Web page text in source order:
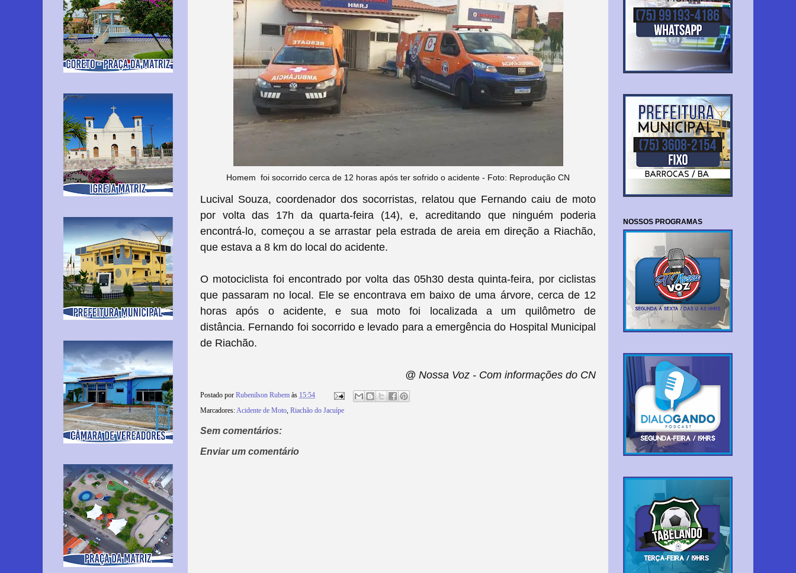
Homem foi socorrido cerca de 12 horas após ter sofrido o acidente - Foto: Reprodução CN
Lucival Souza, coordenador dos socorristas, relatou que Fernando caiu de moto
por volta das 17h da quarta-feira (14), e, acreditando que ninguém poderia
encontrá-lo, começou a se arrastar pela estrada de areia em direção a Riachão,
que estava a 8 km do local do acidente.
O motociclista foi encontrado por volta das 05h30 desta quinta-feira, por ciclistas
que passaram no local. Ele se encontrava em baixo de uma árvore, cerca de 12
horas após o acidente, e sua moto foi localizada a um quilômetro de
distância. Fernando foi socorrido e levado para a emergência do Hospital Municipal
de Riachão.
@ Nossa Voz - Com informações do CN
Postado por Rubenilson Rubem às 15:54
Marcadores: Acidente de Moto Riachão do Jacuípe
Sem comentários:
Enviar um comentário
NOSSOS PROGRAMAS